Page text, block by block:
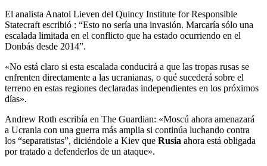
El analista Anatol Lieven del Quincy Institute for Responsible
Statecraft escribió : “Esto no sería una invasión. Marcaría sólo una
escalada limitada en el conflicto que ha estado ocurriendo en el
Donbás desde 2014”.
«No está claro si esta escalada conducirá a que las tropas rusas se
enfrenten directamente a las ucranianas, o qué sucederá sobre el
terreno en estas regiones declaradas independientes en los próximos
días».
Andrew Roth escribía en The Guardian: «Moscú ahora amenazará
a Ucrania con una guerra más amplia si continúa luchando contra
los “separatistas”, diciéndole a Kiev que Rusia ahora está obligada
por tratado a defenderlos de un ataque».